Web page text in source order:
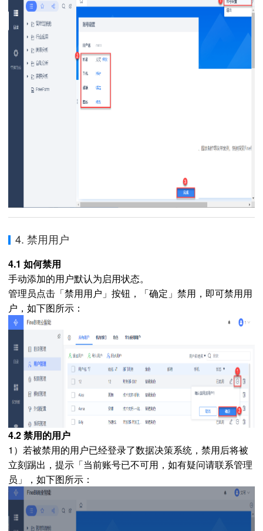
4. 禁用用户
4.1 如何禁用
手动添加的用户默认为启用状态。
管理员点击「禁用用户」按钮，「确定」禁用，即可禁用用
户，如下图所示：
4.2 禁用的用户
1）若被禁用的用户已经登录了数据决策系统，禁用后将被
立刻踢出，提示「当前账号已不可用，如有疑问请联系管理
员」，如下图所示：